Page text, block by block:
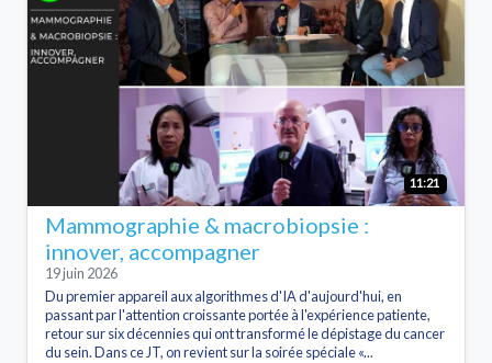
11:21
Mammographie & macrobiopsie :
innover, accompagner
19 juin 2026
Du premier appareil aux algorithmes d'IA d'aujourd'hui, en
passant par l'attention croissante portée à l'expérience patiente,
retour sur six décennies qui ont transformé le dépistage du cancer
du sein. Dans ce JT, on revient sur la soirée spéciale «...